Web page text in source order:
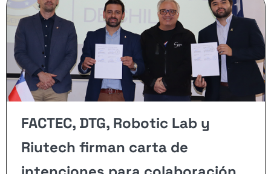
FACTEC, DTG, Robotic Lab y
Riutech firman carta de